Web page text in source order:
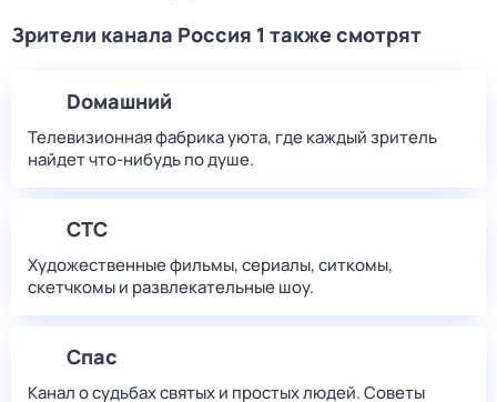
Зрители канала Россия 1 также смотрят
Dомашний
Телевизионная фабрика уюта, где каждый зритель
найдет что‑нибудь по душе.
СТС
Художественные фильмы, сериалы, ситкомы,
скетчкомы и развлекательные шоу.
Спас
Канал о судьбах святых и простых людей. Советы